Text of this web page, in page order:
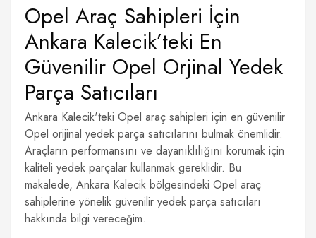
Opel Araç Sahipleri İçin
Ankara Kalecik’teki En
Güvenilir Opel Orjinal Yedek
Parça Satıcıları
Ankara Kalecik'teki Opel araç sahipleri için en güvenilir
Opel orijinal yedek parça satıcılarını bulmak önemlidir.
Araçların performansını ve dayanıklılığını korumak için
kaliteli yedek parçalar kullanmak gereklidir. Bu
makalede, Ankara Kalecik bölgesindeki Opel araç
sahiplerine yönelik güvenilir yedek parça satıcıları
hakkında bilgi vereceğim.